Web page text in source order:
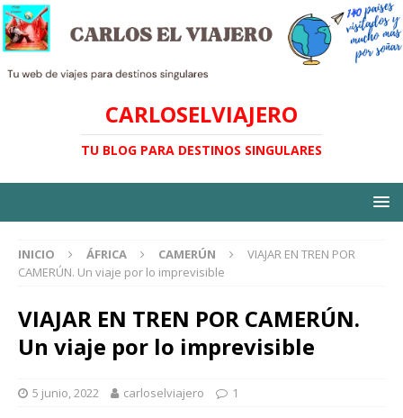
CARLOSELVIAJERO
TU BLOG PARA DESTINOS SINGULARES
INICIO ÁFRICA CAMERÚN
VIAJAR EN TREN POR
CAMERÚN. Un viaje por lo imprevisible
VIAJAR EN TREN POR CAMERÚN.
Un viaje por lo imprevisible
5 junio, 2022 carloselviajero 1